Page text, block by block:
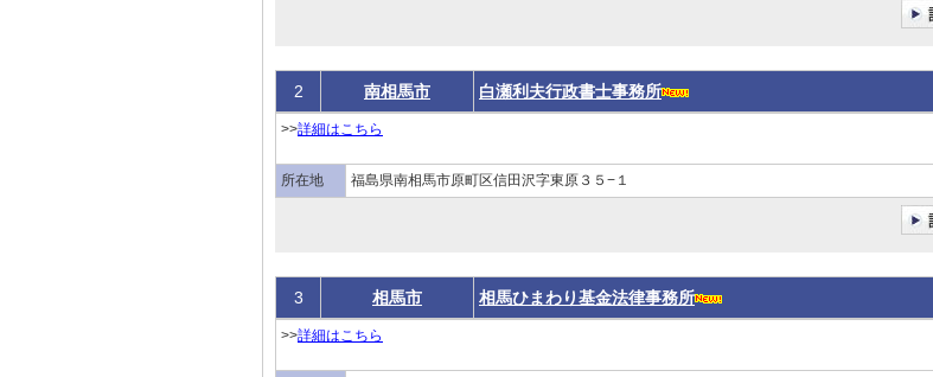
2 南相馬市 白瀬利夫行政書士事務所
>>詳細はこちら
所在地 福島県南相馬市原町区信田沢字東原３５−１
3 相馬市 相馬ひまわり基金法律事務所
>>詳細はこちら